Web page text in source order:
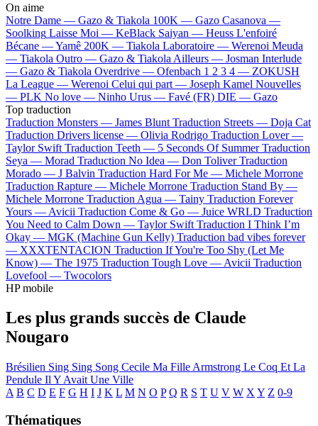
On aime
Notre Dame — Gazo & Tiakola 100K — Gazo Casanova —
Soolking Laisse Moi — KeBlack Saiyan — Heuss L'enfoiré
Bécane —Yamê 200K — Tiakola Laboratoire — Werenoi Meuda
— Tiakola Outro — Gazo & Tiakola Ailleurs — Josman Interlude
— Gazo & Tiakola Overdrive — Ofenbach 1 2 3 4 — ZOKUSH
La League — Werenoi Celui qui part — Joseph Kamel Nouvelles
— PLK No love — Ninho Urus — Favé (FR) DIE — Gazo
Top traduction
Traduction Monsters — James Blunt Traduction Streets — Doja Cat
Traduction Drivers license — Olivia Rodrigo Traduction Lover —
Taylor Swift Traduction Teeth — 5 Seconds Of Summer Traduction
Seya — Morad Traduction No Idea — Don Toliver Traduction
Morado — J Balvin Traduction Hard For Me — Michele Morrone
Traduction Rapture — Michele Morrone Traduction Stand By —
Michele Morrone Traduction Agua — Tainy Traduction Forever
Yours — Avicii Traduction Come & Go — Juice WRLD Traduction
You Need to Calm Down — Taylor Swift Traduction I Think I’m
Okay — MGK (Machine Gun Kelly) Traduction bad vibes forever
— XXXTENTACION Traduction If You're Too Shy (Let Me
Know) — The 1975 Traduction Tough Love — Avicii Traduction
Lovefool — Twocolors
HP mobile
Les plus grands succès de Claude
Nougaro
Brésilien Sing Sing Song Cecile Ma Fille Armstrong Le Coq Et La
Pendule Il Y Avait Une Ville
A B C D E F G H I J K L M N O P Q R S T U V W X Y Z 0-9
Thématiques